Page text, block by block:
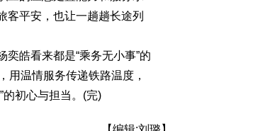
客平安，也让一趟趟长途列
皓看来都是“乘务无小事”的
用温情服务传递铁路温度，
的初心与担当。(完)